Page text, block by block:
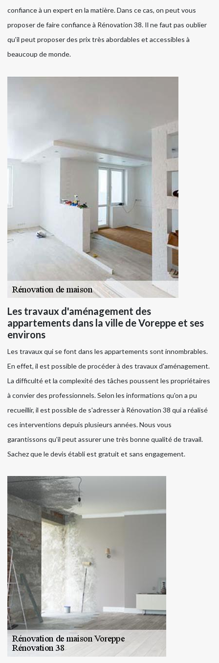
confiance à un expert en la matière. Dans ce cas, on peut vous
proposer de faire confiance à Rénovation 38. Il ne faut pas oublier
qu'il peut proposer des prix très abordables et accessibles à
beaucoup de monde.
Les travaux d'aménagement des
appartements dans la ville de Voreppe et ses
environs
Les travaux qui se font dans les appartements sont innombrables.
En effet, il est possible de procéder à des travaux d'aménagement.
La difficulté et la complexité des tâches poussent les propriétaires
à convier des professionnels. Selon les informations qu'on a pu
recueillir, il est possible de s'adresser à Rénovation 38 qui a réalisé
ces interventions depuis plusieurs années. Nous vous
garantissons qu'il peut assurer une très bonne qualité de travail.
Sachez que le devis établi est gratuit et sans engagement.